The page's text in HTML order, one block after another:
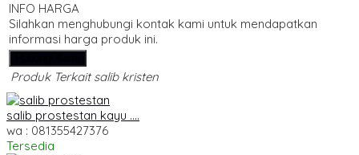
INFO HARGA
Silahkan menghubungi kontak kami untuk mendapatkan
informasi harga produk ini.
Produk Terkait salib kristen
salib prostestan kayu ....
wa : 081355427376
Tersedia